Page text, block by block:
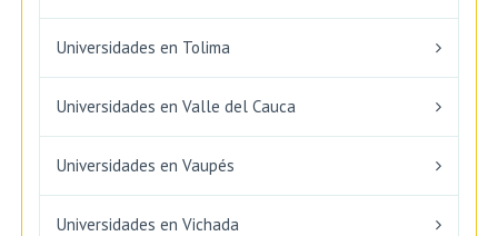
Universidades en Tolima
Universidades en Valle del Cauca
Universidades en Vaupés
Universidades en Vichada